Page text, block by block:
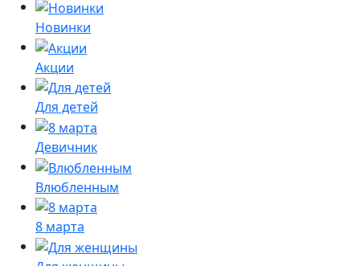
Новинки
Акции
Для детей
Девичник
Влюбленным
8 марта